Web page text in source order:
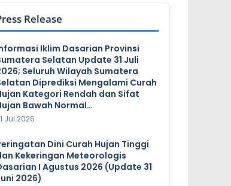
Release
Iklim Dasarian Provinsi
Selatan Update 31 Juli
Seluruh Wilayah Sumatera
Diprediksi Mengalami Curah
Kategori Rendah dan Sifat
Bawah Normal…
Jul 2026
Dini Curah Hujan Tinggi
Kekeringan Meteorologis
I Agustus 2026 (Update 31
2026)